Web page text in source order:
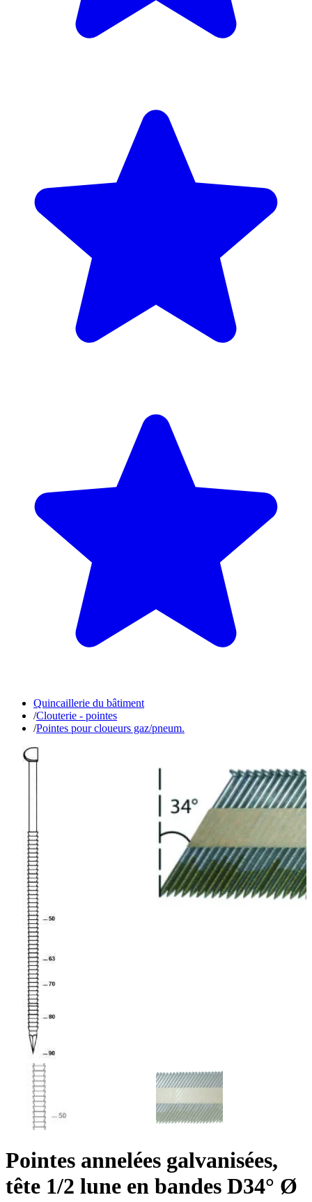
Quincaillerie du bâtiment
/Clouterie - pointes
/Pointes pour cloueurs gaz/pneum.
Pointes annelées galvanisées,
tête 1/2 lune en bandes D34° Ø